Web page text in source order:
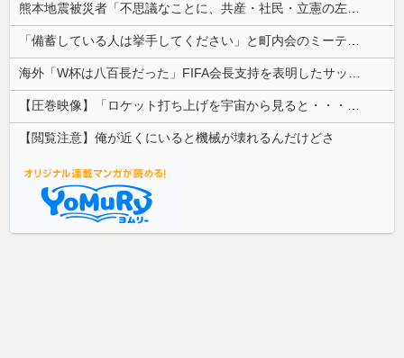
熊本地震被災者「不思議なことに、共産・社民・立憲の左派は本当に被害の大きい地域には来ていない。」
「備蓄している人は挙手してください」と町内会のミーティング、何の気なしに手を挙げてしまった結果……
海外「W杯は八百長だった」FIFA会長支持を表明したサッカー協会に海外大騒ぎ！（海外の反応）
【圧巻映像】「ロケット打ち上げを宇宙から見ると・・・」の動画が衝撃的
【閲覧注意】俺が近くにいると機械が壊れるんだけどさ